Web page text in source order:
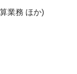
業務 ほか)